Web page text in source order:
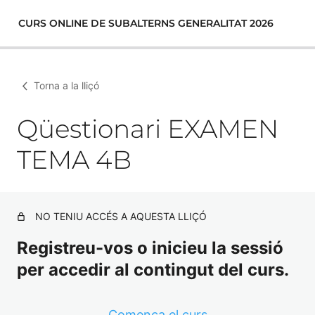
CURS ONLINE DE SUBALTERNS GENERALITAT 2026
Torna a la lliçó
Qüestionari EXAMEN
TEMA 4B
NO TENIU ACCÉS A AQUESTA LLIÇÓ
Registreu-vos o inicieu la sessió
per accedir al contingut del curs.